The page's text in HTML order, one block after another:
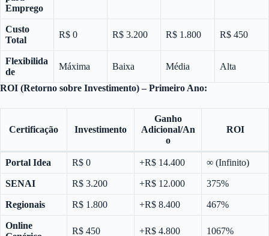
Emprego
Custo
Total
R$ 0 R$ 3.200 R$ 1.800 R$ 450
Flexibilida
de
Máxima Baixa Média Alta
ROI (Retorno sobre Investimento) – Primeiro Ano:
Certificação Investimento
Ganho
Adicional/An
o
ROI
Portal Idea R$ 0 +R$ 14.400 ∞ (Infinito)
SENAI R$ 3.200 +R$ 12.000 375%
Regionais R$ 1.800 +R$ 8.400 467%
Online
R$ 450 +R$ 4.800 1067%